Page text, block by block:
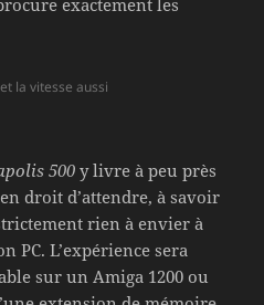
la vitesse aussi
500 y livre à peu près
droit d’attendre, à savoir
rien à envier à
PC. L’expérience sera
sur un Amiga 1200 ou